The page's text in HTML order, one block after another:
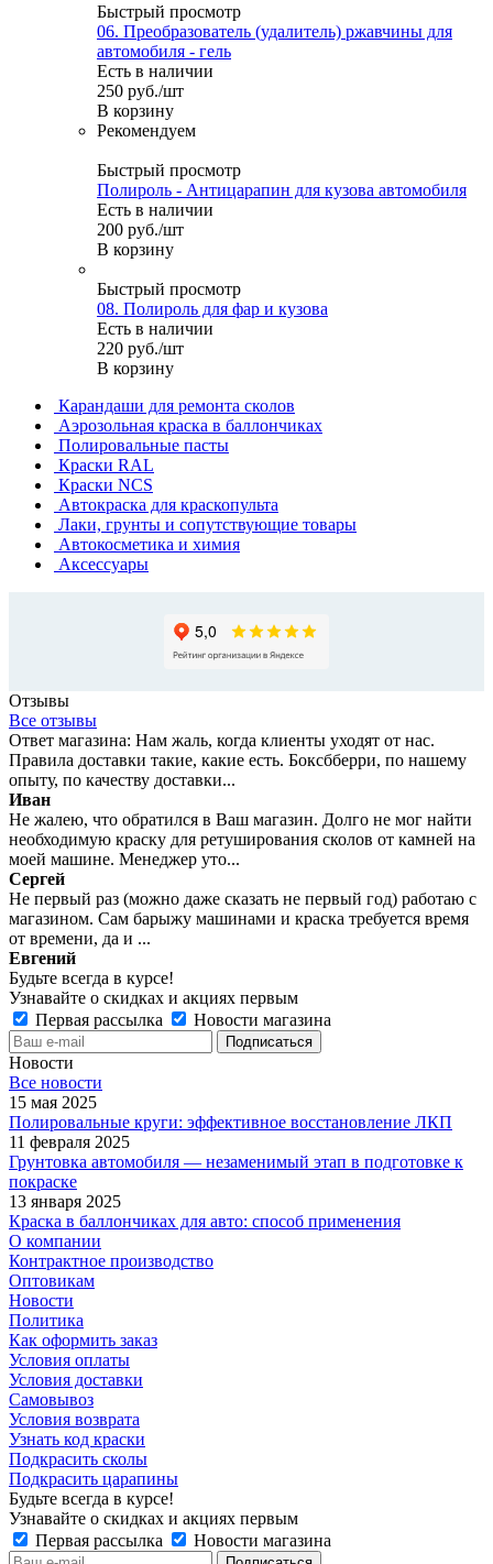
Быстрый просмотр
06. Преобразователь (удалитель) ржавчины для
автомобиля - гель
Есть в наличии
250 руб./шт
В корзину
Рекомендуем
Быстрый просмотр
Полироль - Антицарапин для кузова автомобиля
Есть в наличии
200 руб./шт
В корзину
Быстрый просмотр
08. Полироль для фар и кузова
Есть в наличии
220 руб./шт
В корзину
Карандаши для ремонта сколов
Аэрозольная краска в баллончиках
Полировальные пасты
Краски RAL
Краски NCS
Автокраска для краскопульта
Лаки, грунты и сопутствующие товары
Автокосметика и химия
Аксессуары
Отзывы
Все отзывы
Ответ магазина: Нам жаль, когда клиенты уходят от нас.
Правила доставки такие, какие есть. Боксбберри, по нашему
опыту, по качеству доставки...
Иван
Не жалею, что обратился в Ваш магазин. Долго не мог найти
необходимую краску для ретуширования сколов от камней на
моей машине. Менеджер уто...
Сергей
Не первый раз (можно даже сказать не первый год) работаю с
магазином. Сам барыжу машинами и краска требуется время
от времени, да и ...
Евгений
Будьте всегда в курсе!
Узнавайте о скидках и акциях первым
Первая рассылка
Новости магазина
Новости
Все новости
15 мая 2025
Полировальные круги: эффективное восстановление ЛКП
11 февраля 2025
Грунтовка автомобиля — незаменимый этап в подготовке к
покраске
13 января 2025
Краска в баллончиках для авто: способ применения
О компании
Контрактное производство
Оптовикам
Новости
Политика
Как оформить заказ
Условия оплаты
Условия доставки
Самовывоз
Условия возврата
Узнать код краски
Подкрасить сколы
Подкрасить царапины
Будьте всегда в курсе!
Узнавайте о скидках и акциях первым
Первая рассылка
Новости магазина